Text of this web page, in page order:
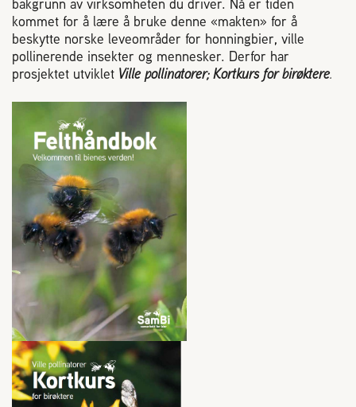
kommet for å lære å bruke denne «makten» for å
beskytte norske leveområder for honningbier, ville
pollinerende insekter og mennesker. Derfor har
prosjektet utviklet Ville pollinatorer; Kortkurs for birøktere.